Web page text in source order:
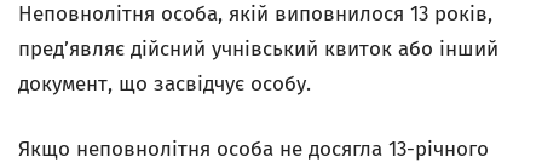
Неповнолітня особа, якій виповнилося 13 років,
пред’являє дійсний учнівський квиток або інший
документ, що засвідчує особу.
Якщо неповнолітня особа не досягла 13-річного